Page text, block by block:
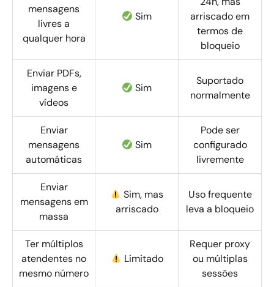
mensagens
livres a
qualquer hora
Sim
arriscado em
termos de
bloqueio
Enviar PDFs,
imagens e
vídeos
Sim
Suportado
normalmente
Enviar
mensagens
automáticas
Sim
Pode ser
configurado
livremente
Enviar
mensagens em
massa
Sim, mas
arriscado
Uso frequente
leva a bloqueio
Ter múltiplos
atendentes no
mesmo número
Limitado
Requer proxy
ou múltiplas
sessões